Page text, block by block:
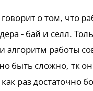
о том, что
- бай и селл.
алгоритм работы
быть сложно, тк
раз достаточно